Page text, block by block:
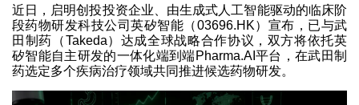
近日，启明创投投资企业、由生成式人工智能驱动的临床阶
段药物研发科技公司英矽智能（03696.HK）宣布，已与武
田制药（Takeda）达成全球战略合作协议，双方将依托英
矽智能自主研发的一体化端到端Pharma.AI平台，在武田制
药选定多个疾病治疗领域共同推进候选药物研发。